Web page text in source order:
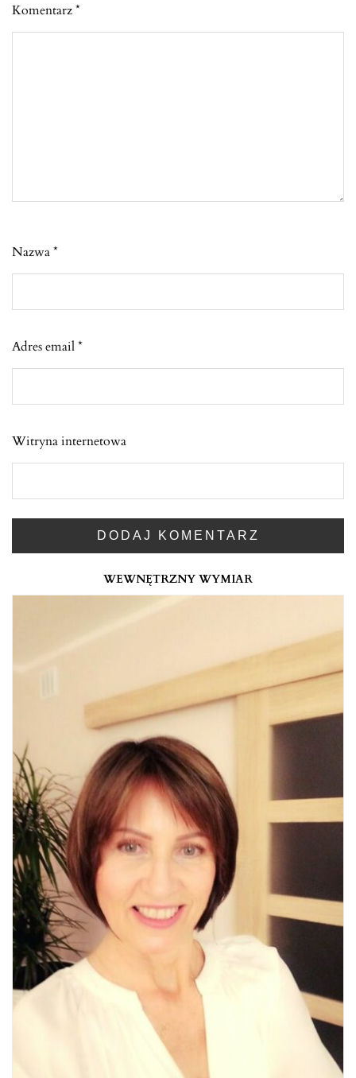
Komentarz*
Nazwa*
Adres email*
Witryna internetowa
WEWNĘTRZNY WYMIAR